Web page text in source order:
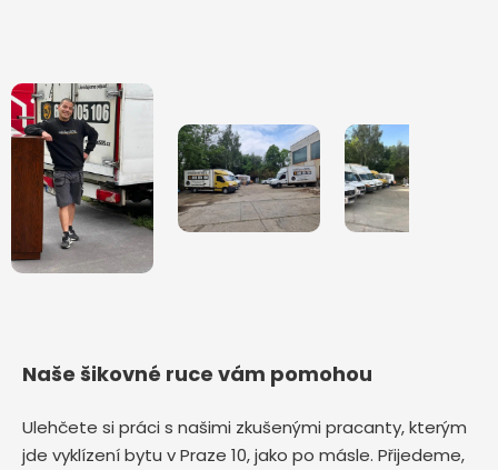
Naše šikovné ruce vám pomohou
Ulehčete si práci s našimi zkušenými pracanty, kterým
jde vyklízení bytu v Praze 10,jako po másle. Přijedeme,